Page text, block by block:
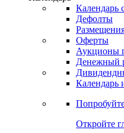
Календарь
Дефолты
Оферты
Аукционы
Денежный
Календарь
Откройте